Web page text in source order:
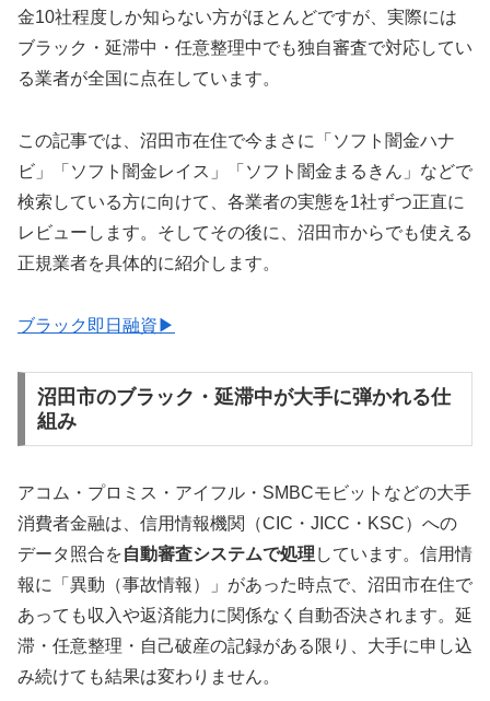
金10社程度しか知らない方がほとんどですが、実際には
ブラック・延滞中・任意整理中でも独自審査で対応してい
る業者が全国に点在しています。
この記事では、沼田市在住で今まさに「ソフト闇金ハナ
ビ」「ソフト闇金レイス」「ソフト闇金まるきん」などで
検索している方に向けて、各業者の実態を1社ずつ正直に
レビューします。そしてその後に、沼田市からでも使える
正規業者を具体的に紹介します。
ブラック即日融資▶
沼田市のブラック・延滞中が大手に弾かれる仕
組み
アコム・プロミス・アイフル・SMBCモビットなどの大手
消費者金融は、信用情報機関（CIC・JICC・KSC）への
データ照合を自動審査システムで処理 しています。信用情
報に「異動（事故情報）」があった時点で、沼田市在住で
あっても収入や返済能力に関係なく自動否決されます。延
滞・任意整理・自己破産の記録がある限り、大手に申し込
み続けても結果は変わりません。